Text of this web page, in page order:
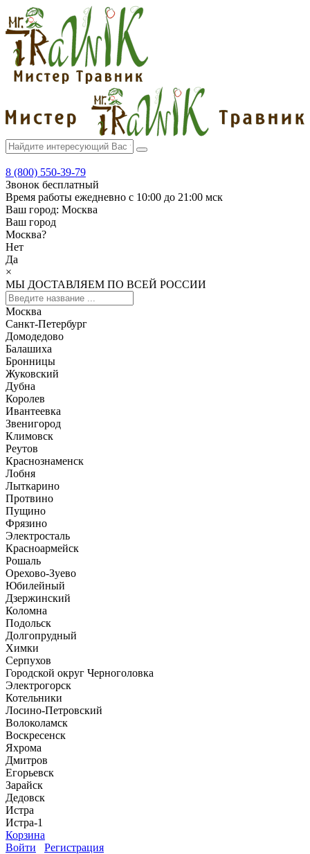
8 (800) 550-39-79
Звонок бесплатный
Время работы ежедневно с 10:00 до 21:00 мск
Ваш город: Москва
Ваш город
Москва?
Нет
Да
×
МЫ ДОСТАВЛЯЕМ ПО ВСЕЙ РОССИИ
Москва
Санкт-Петербург
Домодедово
Балашиха
Бронницы
Жуковский
Дубна
Королев
Ивантеевка
Звенигород
Климовск
Реутов
Краснознаменск
Лобня
Лыткарино
Протвино
Пущино
Фрязино
Электросталь
Красноармейск
Рошаль
Орехово-Зуево
Юбилейный
Дзержинский
Коломна
Подольск
Долгопрудный
Химки
Серпухов
Городской округ Черноголовка
Электрогорск
Котельники
Лосино-Петровский
Волоколамск
Воскресенск
Яхрома
Дмитров
Егорьевск
Зарайск
Дедовск
Истра
Истра-1
Корзина
Войти
Регистрация